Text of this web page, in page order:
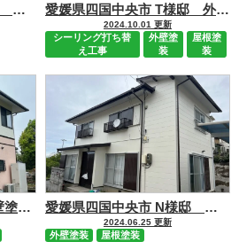
愛媛県四国中央市 M様邸 外壁塗装 屋根塗装工事 施行事例 愛媛県四国中央市 T様邸 外壁塗装 屋根塗装工事 施行事例
2024.10.01 更新
シーリング打ち替
え工事
外壁塗
装
屋根塗
装
愛媛県西条市 I様邸 外壁塗装 屋根塗装工事 施行事例 愛媛県四国中央市 N様邸 外壁塗装 屋根塗装工事 施行事例
2024.06.25 更新
外壁塗装 屋根塗装